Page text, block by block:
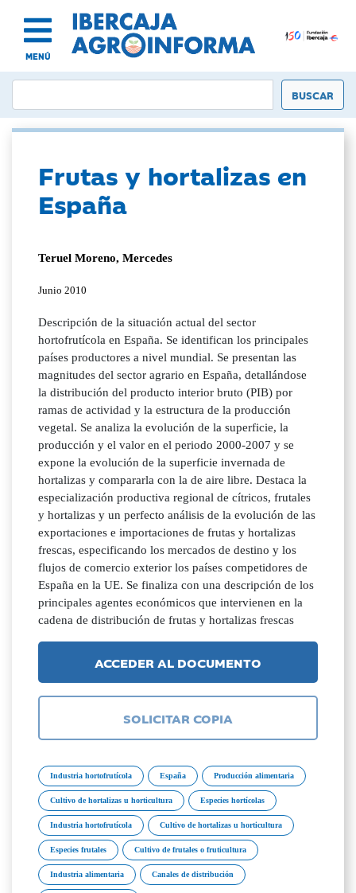
MENÚ
Frutas y hortalizas en
España
Teruel Moreno, Mercedes
Junio 2010
Descripción de la situación actual del sector
hortofrutícola en España. Se identifican los principales
países productores a nivel mundial. Se presentan las
magnitudes del sector agrario en España, detallándose
la distribución del producto interior bruto (PIB) por
ramas de actividad y la estructura de la producción
vegetal. Se analiza la evolución de la superficie, la
producción y el valor en el periodo 2000-2007 y se
expone la evolución de la superficie invernada de
hortalizas y compararla con la de aire libre. Destaca la
especialización productiva regional de cítricos, frutales
y hortalizas y un perfecto análisis de la evolución de las
exportaciones e importaciones de frutas y hortalizas
frescas, especificando los mercados de destino y los
flujos de comercio exterior los países competidores de
España en la UE. Se finaliza con una descripción de los
principales agentes económicos que intervienen en la
cadena de distribución de frutas y hortalizas frescas
ACCEDER AL DOCUMENTO
SOLICITAR COPIA
Industria hortofrutícola España Producción alimentaria
Cultivo de hortalizas u horticultura Especies hortícolas
Industria hortofrutícola Cultivo de hortalizas u horticultura
Especies frutales Cultivo de frutales o fruticultura
Industria alimentaria Canales de distribución